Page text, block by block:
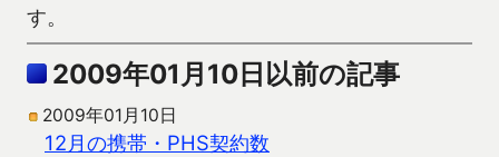
す。
2009年01月10日以前の記事
2009年01月10日
12月の携帯・PHS契約数